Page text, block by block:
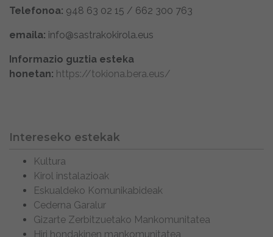
Telefonoa: 948 63 02 15 / 662 300 763
emaila: info@sastrakokirola.eus
Informazio guztia esteka
honetan: https://tokiona.bera.eus/
Intereseko estekak
Kultura
Kirol instalazioak
Eskualdeko Komunikabideak
Cederna Garalur
Gizarte Zerbitzuetako Mankomunitatea
Hiri hondakinen mankomunitatea